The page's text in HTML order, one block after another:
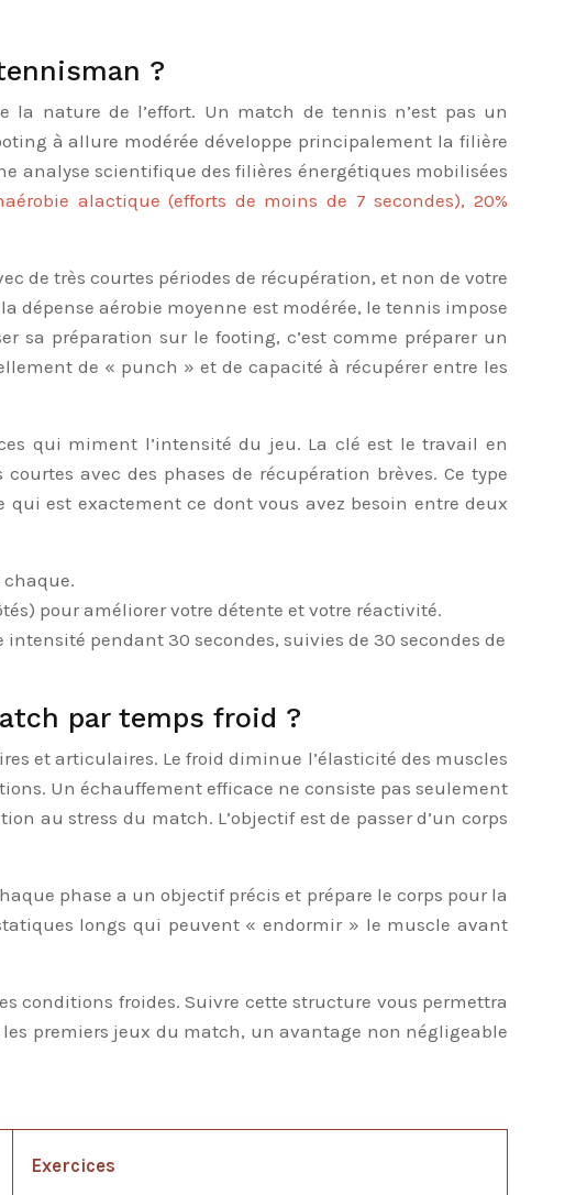
?
la nature de l’effort. Un match de tennis n’est pas un
à allure modérée développe principalement la filière
analyse scientifique des filières énergétiques mobilisées
alactique (efforts de moins de 7 secondes), 20%
de très courtes périodes de récupération, et non de votre
dépense aérobie moyenne est modérée, le tennis impose
sa préparation sur le footing, c’est comme préparer un
de « punch » et de capacité à récupérer entre les
qui miment l’intensité du jeu. La clé est le travail en
avec des phases de récupération brèves. Ce type
qui est exactement ce dont vous avez besoin entre deux
chaque.
pour améliorer votre détente et votre réactivité.
pendant 30 secondes, suivies de 30 secondes de
par temps froid ?
et articulaires. Le froid diminue l’élasticité des muscles
Un échauffement efficace ne consiste pas seulement
au stress du match. L’objectif est de passer d’un corps
phase a un objectif précis et prépare le corps pour la
longs qui peuvent « endormir » le muscle avant
conditions froides. Suivre cette structure vous permettra
premiers jeux du match, un avantage non négligeable
Exercices